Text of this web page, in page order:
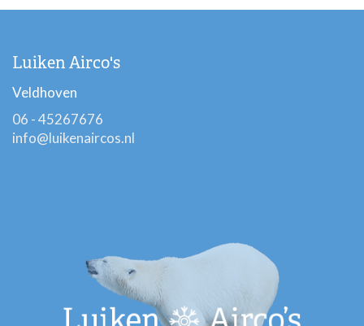
Luiken Airco's
Veldhoven
06 - 45267676
info@luikenaircos.nl